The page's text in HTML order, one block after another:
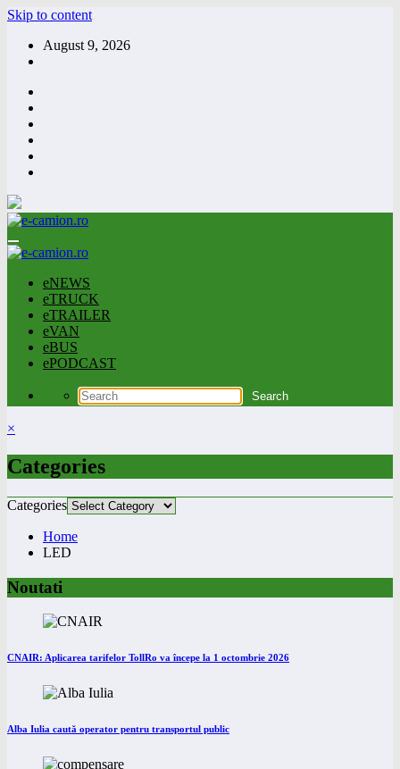
Skip to content
August 9, 2026
eNEWS
eTRUCK
eTRAILER
eVAN
eBUS
ePODCAST
×
Categories
Categories
Home
LED
Noutati
CNAIR: Aplicarea tarifelor TollRo va începe la 1 octombrie 2026
Alba Iulia caută operator pentru transportul public